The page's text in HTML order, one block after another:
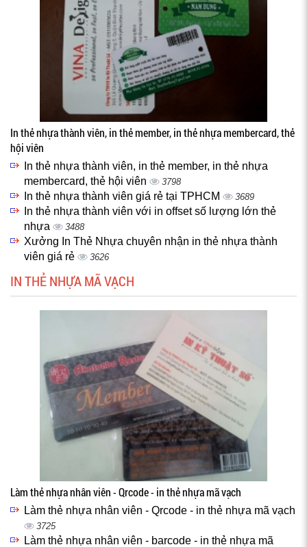
In thẻ nhựa thành viên, in thẻ member, in thẻ nhựa membercard, thẻ
hội viên
In thẻ nhựa thành viên, in thẻ member, in thẻ nhựa
membercard, thẻ hội viên
3798
In thẻ nhựa thành viên giá rẻ tại TPHCM 3689
In thẻ nhựa thành viên với in offset số lượng lớn thẻ
nhựa
3488
Xưởng In Thẻ Nhựa chuyên nhận in thẻ nhựa thành
viên giá rẻ
3626
IN THẺ NHỰA MÃ VẠCH
Làm thẻ nhựa nhân viên - Qrcode - in thẻ nhựa mã vạch
Làm thẻ nhựa nhân viên - Qrcode - in thẻ nhựa mã vạch
3725
Làm thẻ nhựa nhân viên - barcode - in thẻ nhựa mã